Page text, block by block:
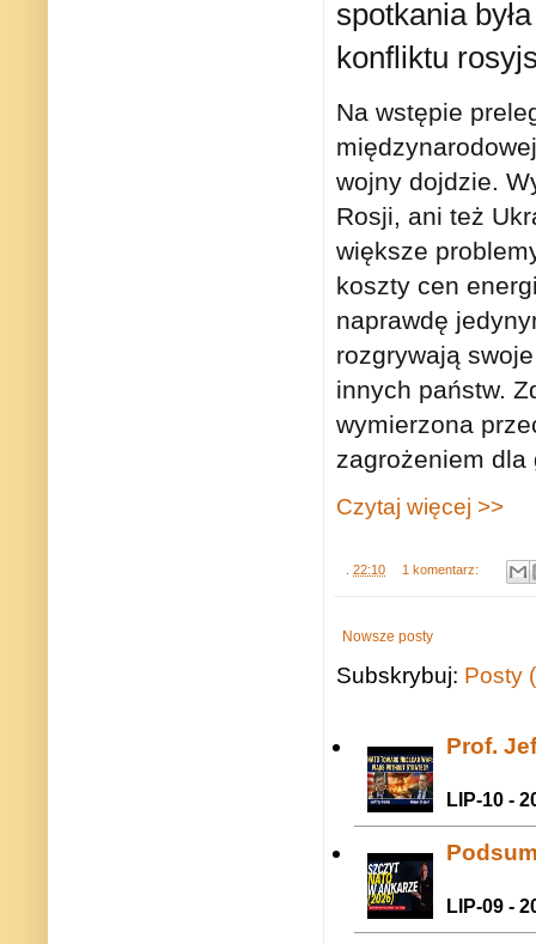
spotkania
konfliktu
Na wstępie
wojny dojdzie.
Rosji, ani też
większe
koszty cen
naprawdę
rozgrywają
innych państw.
wymierzona
zagrożeniem dla
Czytaj więcej >>
22:10 1 komentarz:
Nowsze posty
Subskrybuj: Posty
Prof.
LIP-10 -
LIP-09 -